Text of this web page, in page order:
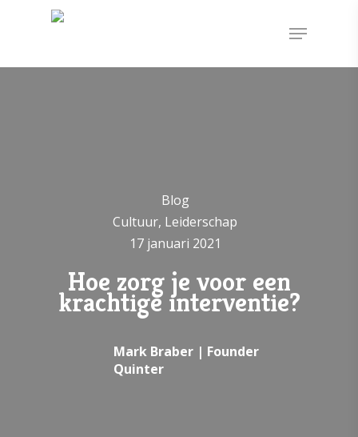
Blog
Cultuur, Leiderschap
17 januari 2021
Hoe zorg je voor een
krachtige interventie?
Mark Braber | Founder
Quinter